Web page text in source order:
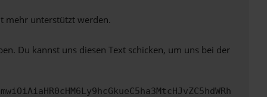
mehr unterstützt werden.
Du kannst uns diesen Text schicken, um uns bei der